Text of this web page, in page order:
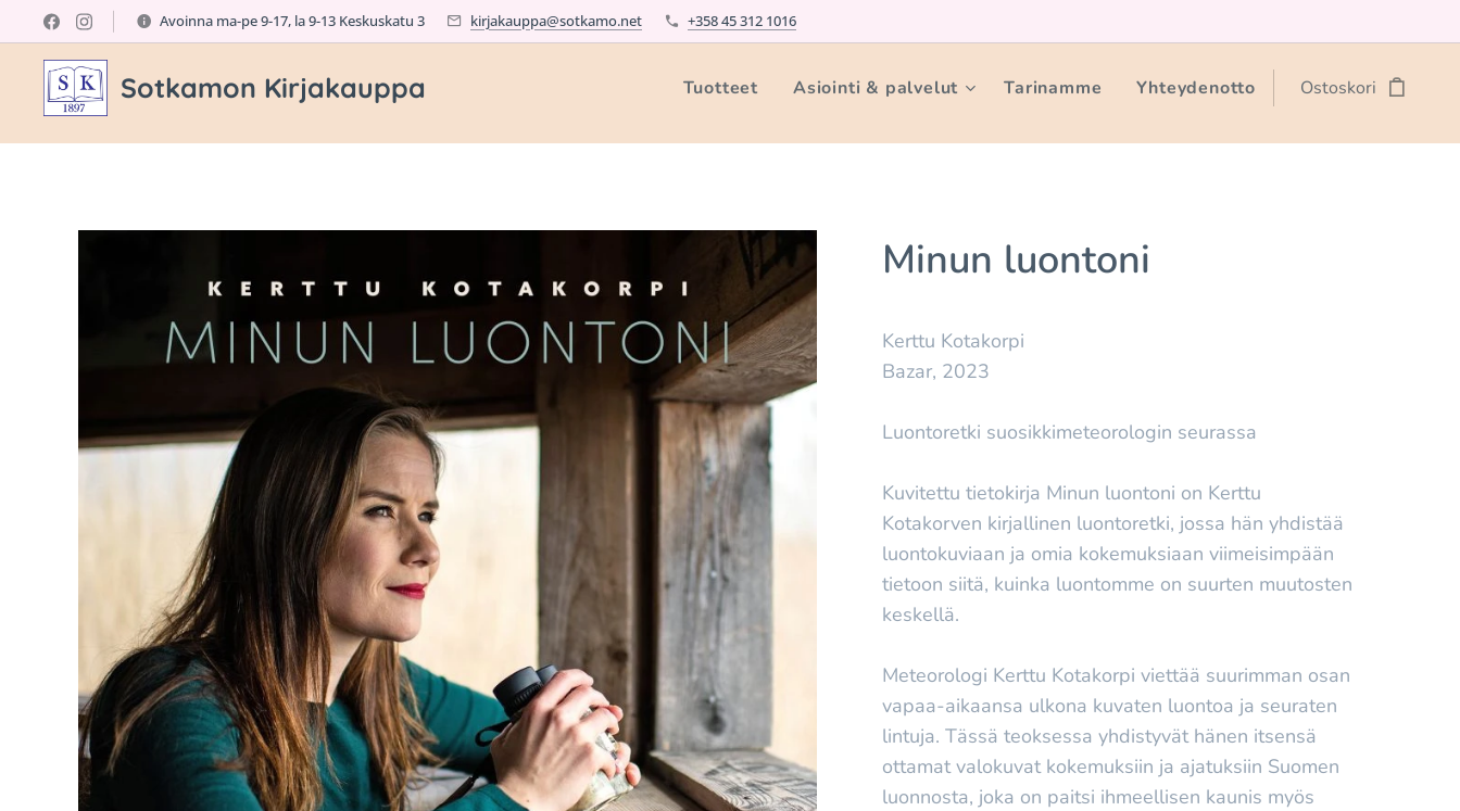
Avoinna ma-pe 9-17, la 9-13 Keskuskatu 3 kirjakauppa@sotkamo.net +358 45 312 1016
Sotkamon Kirjakauppa Tuotteet Asiointi & palvelut Tarinamme Yhteydenotto Ostoskori
Minun luontoni
Kerttu Kotakorpi
Bazar, 2023
Luontoretki suosikkimeteorologin seurassa
Kuvitettu tietokirja Minun luontoni on Kerttu
Kotakorven kirjallinen luontoretki, jossa hän yhdistää
luontokuviaan ja omia kokemuksiaan viimeisimpään
tietoon siitä, kuinka luontomme on suurten muutosten
keskellä.
Meteorologi Kerttu Kotakorpi viettää suurimman osan
vapaa-aikaansa ulkona kuvaten luontoa ja seuraten
lintuja. Tässä teoksessa yhdistyvät hänen itsensä
ottamat valokuvat kokemuksiin ja ajatuksiin Suomen
luonnosta, joka on paitsi ihmeellisen kaunis myös